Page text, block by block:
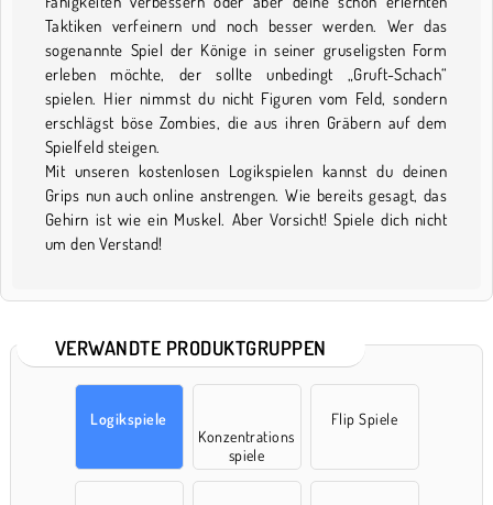
Taktiken verfeinern und noch besser werden. Wer das
sogenannte Spiel der Könige in seiner gruseligsten Form
erleben möchte, der sollte unbedingt „Gruft-Schach“
spielen. Hier nimmst du nicht Figuren vom Feld, sondern
erschlägst böse Zombies, die aus ihren Gräbern auf dem
Spielfeld steigen.
Mit unseren kostenlosen Logikspielen kannst du deinen
Grips nun auch online anstrengen. Wie bereits gesagt, das
Gehirn ist wie ein Muskel. Aber Vorsicht! Spiele dich nicht
um den Verstand!
VERWANDTE PRODUKTGRUPPEN
Logikspiele
Konzentrations
spiele
Flip Spiele